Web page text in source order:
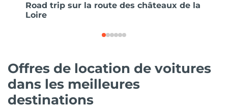
Road trip sur la route des châteaux de la
Loire
Offres de location de voitures
dans les meilleures
destinations